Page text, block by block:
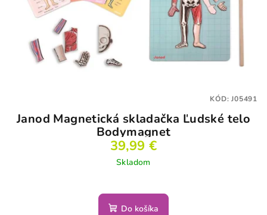
Janod Magnetická skladačka Ľudské telo
Bodymagnet
39,99 €
Skladom
Do košíka
KÓD:J05491